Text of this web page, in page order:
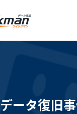
データ復旧